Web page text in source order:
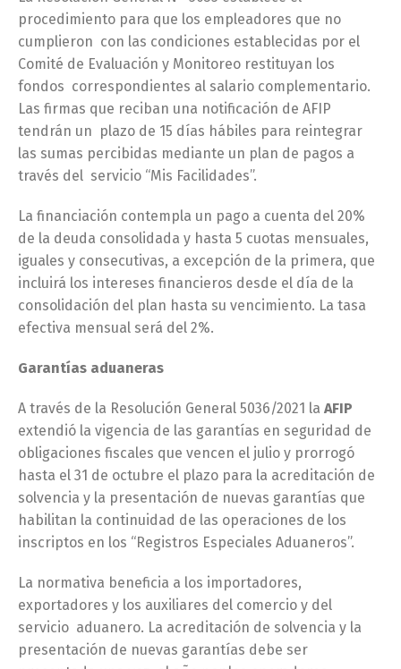
procedimiento para que los empleadores que no
cumplieron con las condiciones establecidas por el
Comité de Evaluación y Monitoreo restituyan los
fondos correspondientes al salario complementario.
Las firmas que reciban una notificación de AFIP
tendrán un plazo de 15 días hábiles para reintegrar
las sumas percibidas mediante un plan de pagos a
través del servicio “Mis Facilidades”.
La financiación contempla un pago a cuenta del 20%
de la deuda consolidada y hasta 5 cuotas mensuales,
iguales y consecutivas, a excepción de la primera, que
incluirá los intereses financieros desde el día de la
consolidación del plan hasta su vencimiento. La tasa
efectiva mensual será del 2%.
Garantías aduaneras
A través de la Resolución General 5036/2021 la AFIP
extendió la vigencia de las garantías en seguridad de
obligaciones fiscales que vencen el julio y prorrogó
hasta el 31 de octubre el plazo para la acreditación de
solvencia y la presentación de nuevas garantías que
habilitan la continuidad de las operaciones de los
inscriptos en los “Registros Especiales Aduaneros”.
La normativa beneficia a los importadores,
exportadores y los auxiliares del comercio y del
servicio aduanero. La acreditación de solvencia y la
presentación de nuevas garantías debe ser